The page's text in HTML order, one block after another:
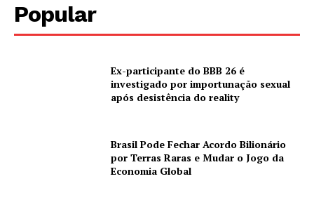
Popular
Ex-participante do BBB 26 é
investigado por importunação sexual
após desistência do reality
Brasil Pode Fechar Acordo Bilionário
por Terras Raras e Mudar o Jogo da
Economia Global